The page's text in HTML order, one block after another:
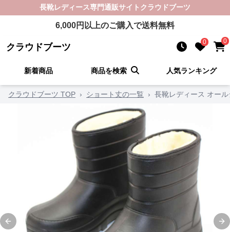
長靴レディース専門通販サイト クラウドブーツ
6,000円以上のご購入で送料無料
クラウドブーツ 0 0
新着商品 商品を検索 人気ランキング
クラウドブーツ TOP › ショート丈の一覧 › 長靴レディース オー
Previous slide